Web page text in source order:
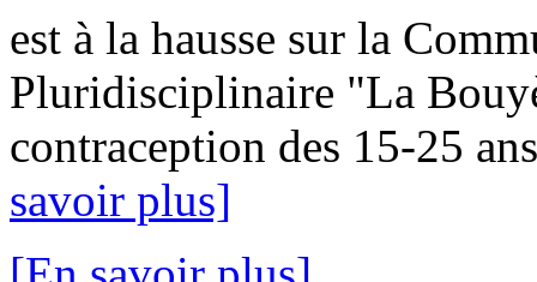
est à la hausse sur la
Pluridisciplinaire "La
contraception des 15-25
savoir plus]